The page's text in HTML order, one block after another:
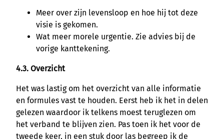
Meer over zijn levensloop en hoe hij tot deze
visie is gekomen.
Wat meer morele urgentie. Zie advies bij de
vorige kanttekening.
4.3. Overzicht
Het was lastig om het overzicht van alle informatie
en formules vast te houden. Eerst heb ik het in delen
gelezen waardoor ik telkens moest teruglezen om
het verband te blijven zien. Pas toen ik het voor de
tweede keer, in een stuk door las begreep ik de